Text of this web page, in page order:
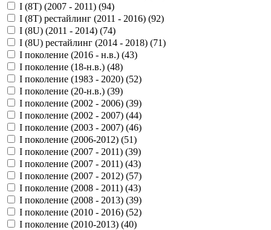
I (8T) (2007 - 2011) (94)
I (8T) рестайлинг (2011 - 2016) (92)
I (8U) (2011 - 2014) (74)
I (8U) рестайлинг (2014 - 2018) (71)
I поколение (2016 - н.в.) (43)
I поколение (18-н.в.) (48)
I поколение (1983 - 2020) (52)
I поколение (20-н.в.) (39)
I поколение (2002 - 2006) (39)
I поколение (2002 - 2007) (44)
I поколение (2003 - 2007) (46)
I поколение (2006-2012) (51)
I поколение (2007 - 2011) (39)
I поколение (2007 - 2011) (43)
I поколение (2007 - 2012) (57)
I поколение (2008 - 2011) (43)
I поколение (2008 - 2013) (39)
I поколение (2010 - 2016) (52)
I поколение (2010-2013) (40)